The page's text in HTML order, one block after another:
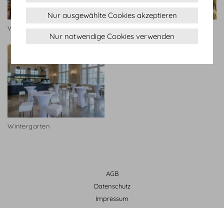
Wintergarten
Wintergarten
AGB
Datenschutz
Impressum
Nur ausgewählte Cookies akzeptieren
Nur notwendige Cookies verwenden